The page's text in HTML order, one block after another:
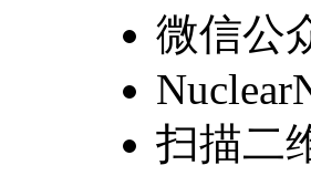
微信公
扫描二